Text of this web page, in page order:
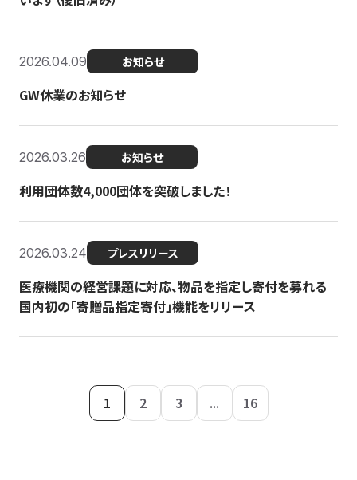
2026.04.09 お知らせ
GW休業のお知らせ
2026.03.26 お知らせ
利用団体数4,000団体を突破しました！
2026.03.24 プレスリリース
医療機関の経営課題に対応、物品を指定し寄付を募れる
国内初の「寄贈品指定寄付」機能をリリース
1 2 3 ... 16